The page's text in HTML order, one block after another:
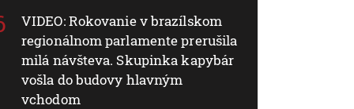
VIDEO: Rokovanie v brazílskom
regionálnom parlamente prerušila
milá návšteva. Skupinka kapybár
vošla do budovy hlavným
vchodom